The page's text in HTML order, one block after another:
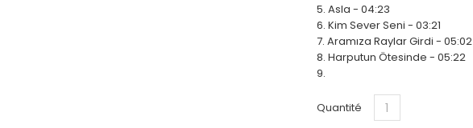
5. Asla - 04:23
6. Kim Sever Seni - 03:21
7. Aramıza Raylar Girdi - 05:02
8. Harputun Ötesinde - 05:22
9.
Quantité